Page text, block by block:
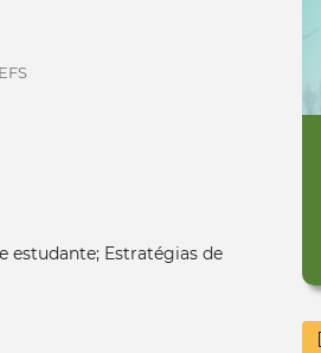
estudante; Estratégias de